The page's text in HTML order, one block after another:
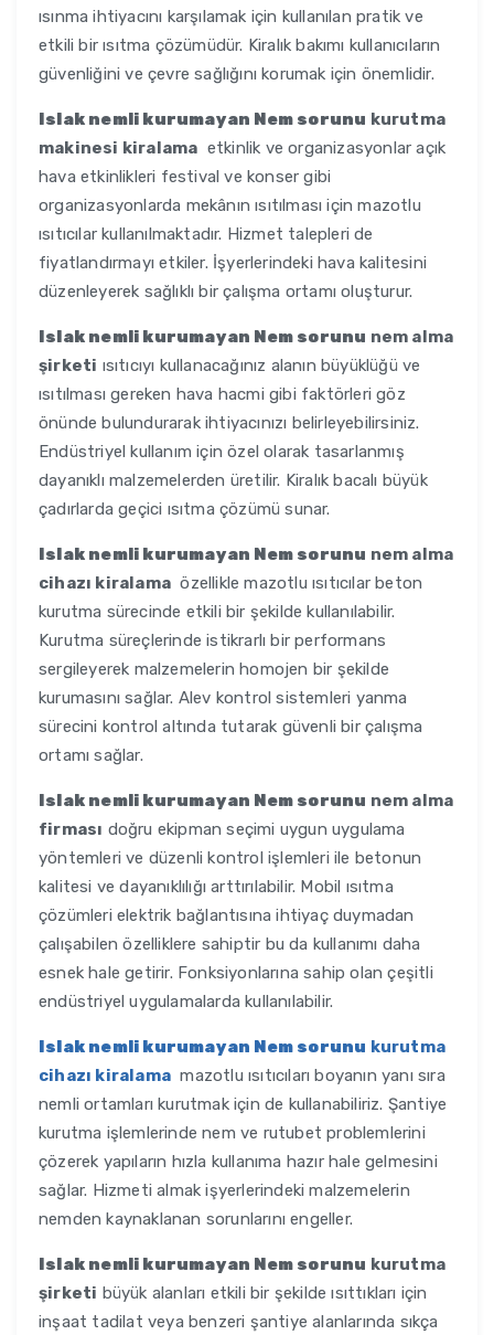
ısınma ihtiyacını karşılamak için kullanılan pratik ve
etkili bir ısıtma çözümüdür. Kiralık bakımı kullanıcıların
güvenliğini ve çevre sağlığını korumak için önemlidir.
Islak nemli kurumayan Nem sorunu kurutma
makinesi kiralama etkinlik ve organizasyonlar açık
hava etkinlikleri festival ve konser gibi
organizasyonlarda mekânın ısıtılması için mazotlu
ısıtıcılar kullanılmaktadır. Hizmet talepleri de
fiyatlandırmayı etkiler. İşyerlerindeki hava kalitesini
düzenleyerek sağlıklı bir çalışma ortamı oluşturur.
Islak nemli kurumayan Nem sorunu nem alma
şirketi ısıtıcıyı kullanacağınız alanın büyüklüğü ve
ısıtılması gereken hava hacmi gibi faktörleri göz
önünde bulundurarak ihtiyacınızı belirleyebilirsiniz.
Endüstriyel kullanım için özel olarak tasarlanmış
dayanıklı malzemelerden üretilir. Kiralık bacalı büyük
çadırlarda geçici ısıtma çözümü sunar.
Islak nemli kurumayan Nem sorunu nem alma
cihazı kiralama özellikle mazotlu ısıtıcılar beton
kurutma sürecinde etkili bir şekilde kullanılabilir.
Kurutma süreçlerinde istikrarlı bir performans
sergileyerek malzemelerin homojen bir şekilde
kurumasını sağlar. Alev kontrol sistemleri yanma
sürecini kontrol altında tutarak güvenli bir çalışma
ortamı sağlar.
Islak nemli kurumayan Nem sorunu nem alma
firması doğru ekipman seçimi uygun uygulama
yöntemleri ve düzenli kontrol işlemleri ile betonun
kalitesi ve dayanıklılığı arttırılabilir. Mobil ısıtma
çözümleri elektrik bağlantısına ihtiyaç duymadan
çalışabilen özelliklere sahiptir bu da kullanımı daha
esnek hale getirir. Fonksiyonlarına sahip olan çeşitli
endüstriyel uygulamalarda kullanılabilir.
Islak nemli kurumayan Nem sorunu kurutma
cihazı kiralama mazotlu ısıtıcıları boyanın yanı sıra
nemli ortamları kurutmak için de kullanabiliriz. Şantiye
kurutma işlemlerinde nem ve rutubet problemlerini
çözerek yapıların hızla kullanıma hazır hale gelmesini
sağlar. Hizmeti almak işyerlerindeki malzemelerin
nemden kaynaklanan sorunlarını engeller.
Islak nemli kurumayan Nem sorunu kurutma
şirketi büyük alanları etkili bir şekilde ısıttıkları için
inşaat tadilat veya benzeri şantiye alanlarında sıkça